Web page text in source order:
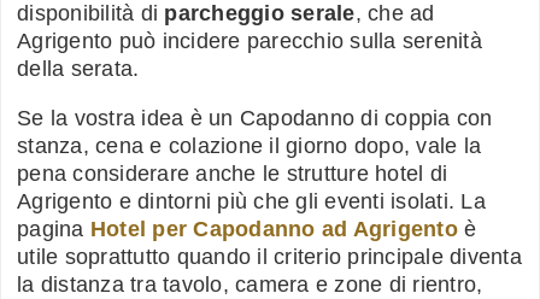
disponibilità di parcheggio serale, che ad
Agrigento può incidere parecchio sulla serenità
della serata.
Se la vostra idea è un Capodanno di coppia con
stanza, cena e colazione il giorno dopo, vale la
pena considerare anche le strutture hotel di
Agrigento e dintorni più che gli eventi isolati. La
pagina Hotel per Capodanno ad Agrigentoè
utile soprattutto quando il criterio principale diventa
la distanza tra tavolo, camera e zone di rientro,